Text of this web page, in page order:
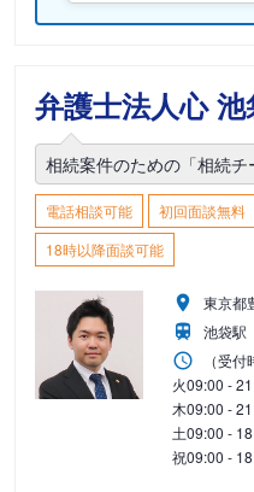
弁護士法人心
相続案件のための「相続チ
電話相談可能 初回面談無料
18時以降面談可能
東京都
池袋駅
（受付
火09:00 -
木09:00 -
土09:00 -
祝09:00 -